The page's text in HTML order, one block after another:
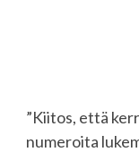
”Kiitos, että
numeroita